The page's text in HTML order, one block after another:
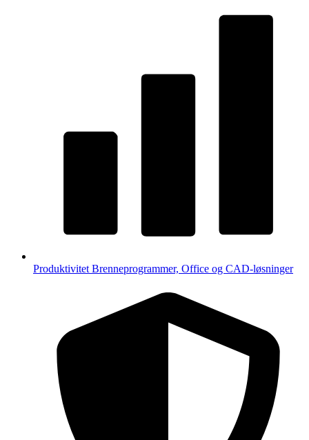
Produktivitet Brenneprogrammer, Office og CAD-løsninger